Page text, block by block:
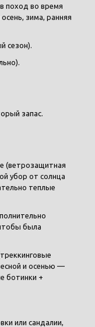
поход во время
зима, ранняя
сезон).
запас.
(ветрозащитная
убор от солнца
теплые
была
и осенью —
ботинки +
или сандалии,